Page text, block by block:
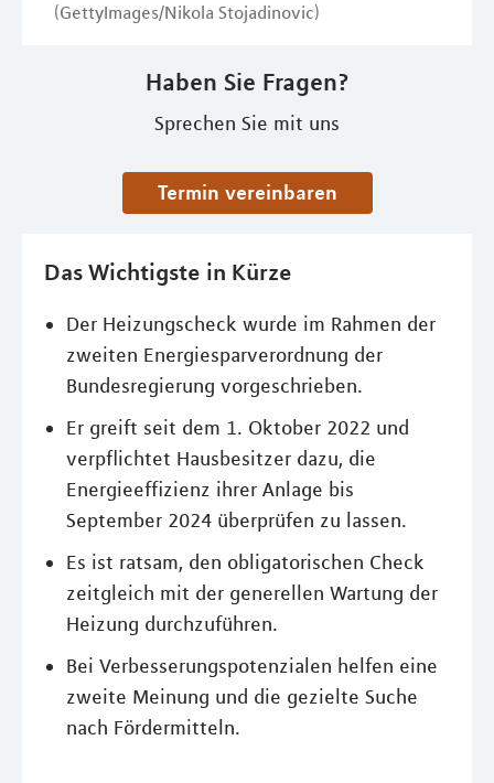
(GettyImages/Nikola Stojadinovic)
Haben Sie Fragen?
Sprechen Sie mit uns
Termin vereinbaren
Das Wichtigste in Kürze
Der Heizungscheck wurde im Rahmen der
zweiten Energiesparverordnung der
Bundesregierung vorgeschrieben.
Er greift seit dem 1. Oktober 2022 und
verpflichtet Hausbesitzer dazu, die
Energieeffizienz ihrer Anlage bis
September 2024 überprüfen zu lassen.
Es ist ratsam, den obligatorischen Check
zeitgleich mit der generellen Wartung der
Heizung durchzuführen.
Bei Verbesserungspotenzialen helfen eine
zweite Meinung und die gezielte Suche
nach Fördermitteln.